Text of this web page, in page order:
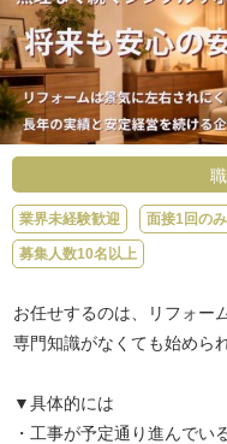
業界未経験歓迎 面接1回のみ
募集人数10名以上
お任せするのは、リフォー
専門知識がなくても始めら
▼具体的には
・工事が予定通り進んでい